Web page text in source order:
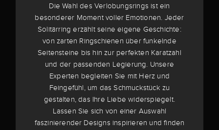
Die Wahl des Verlobungsrings ist ein
besonderer Moment voller Emotionen. Jeder
Solitärring erzählt seine eigene Geschichte:
von zarten Ringschienen über funkelnde
Seitensteine bis hin zur perfekten Karatzahl
und der passenden Legierung. Unsere
Experten begleiten Sie mit Herz und
Feingefühl, um das Schmuckstück zu
gestalten, das Ihre Liebe widerspiegelt.
Lassen Sie sich von einer Auswahl
faszinierender Designs inspirieren und finden